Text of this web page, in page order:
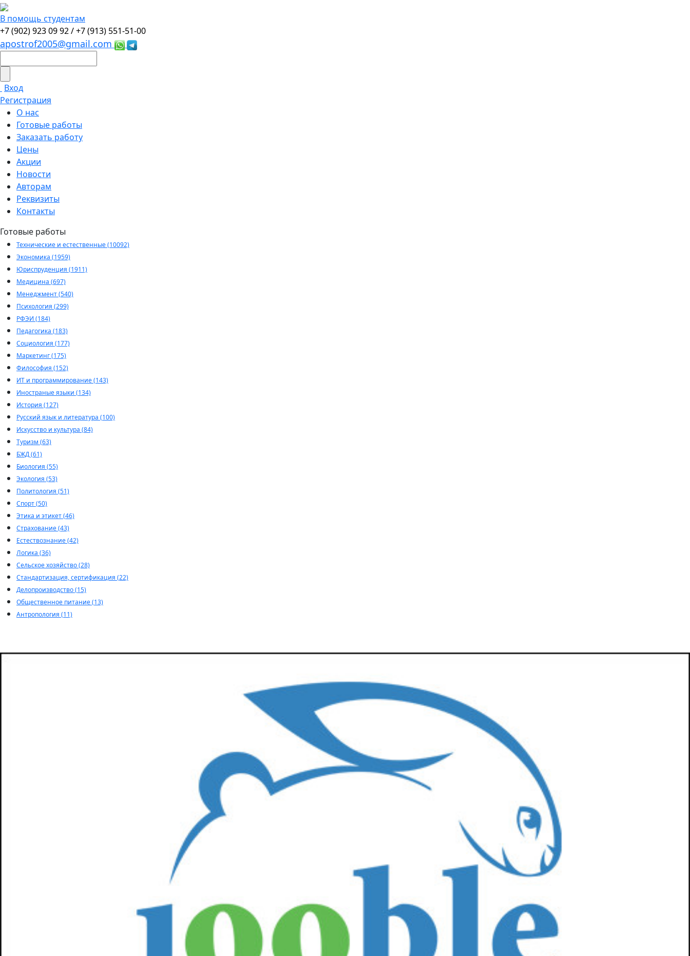
В помощь студентам
+7 (902) 923 09 92 /+7 (913) 551-51-00
apostrof2005@gmail.com
Вход
Регистрация
О нас
Готовые работы
Заказать работу
Цены
Акции
Новости
Авторам
Реквизиты
Контакты
Готовые работы
Технические и естественные (10092)
Экономика (1959)
Юриспруденция (1911)
Медицина (697)
Менеджмент (540)
Психология (299)
РФЭИ (184)
Педагогика (183)
Социология (177)
Маркетинг (175)
Философия (152)
ИТ и программирование (143)
Иностраные языки (134)
История (127)
Русский язык и литература (100)
Искусство и культура (84)
Туризм (63)
БЖД (61)
Биология (55)
Экология (53)
Политология (51)
Спорт (50)
Этика и этикет (46)
Страхование (43)
Естествознание (42)
Логика (36)
Сельское хозяйство (28)
Стандартизация, сертификация (22)
Делопроизводство (15)
Общественное питание (13)
Антропология (11)